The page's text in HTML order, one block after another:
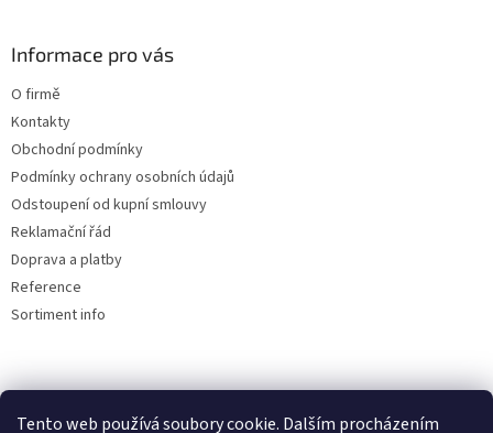
Tento web používá soubory cookie. Dalším procházením
Informace pro vás
O firmě
Kontakty
Obchodní podmínky
Podmínky ochrany osobních údajů
Odstoupení od kupní smlouvy
Reklamační řád
Doprava a platby
Reference
Sortiment info
Reklamační řád